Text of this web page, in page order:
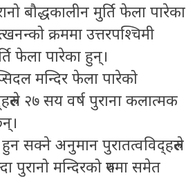
बौद्धकालीन मुर्ति फेला पारेका
क्रममा उत्तरपश्चिमी
फेला पारेका हुन्।
मन्दिर फेला पारेको
२७ सय वर्ष पुराना कलात्मक
सक्ने अनुमान पुरातत्वविद्हरुले
पुरानो मन्दिरको रुपमा समेत